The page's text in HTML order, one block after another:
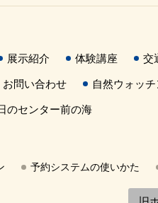
展示紹介 体験講座 交
お問い合わせ 自然ウォッ
のセンター前の海
予約システムの使いかた